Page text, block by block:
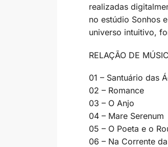
realizadas
no estúdio Sonhos
universo intuitivo,
RELAÇÃO DE
01 – Santuário das
02 – Romance
03 – O Anjo
04 – Mare Serenum
05 – O Poeta e o
06 – Na Corrente